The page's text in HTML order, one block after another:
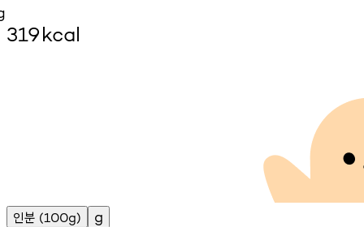
319kcal
인분 (100g) g